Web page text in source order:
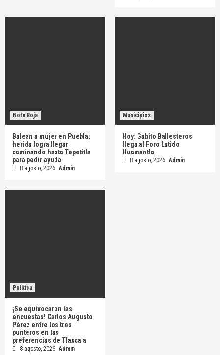
Nota Roja
Balean a mujer en Puebla;
herida logra llegar
caminando hasta Tepetitla
para pedir ayuda
8 agosto, 2026 Admin
Municipios
Hoy: Gabito Ballesteros
llega al Foro Latido
Huamantla
8 agosto, 2026 Admin
Política
¡Se equivocaron las
encuestas! Carlos Augusto
Pérez entre los tres
punteros en las
preferencias de Tlaxcala
8 agosto, 2026 Admin